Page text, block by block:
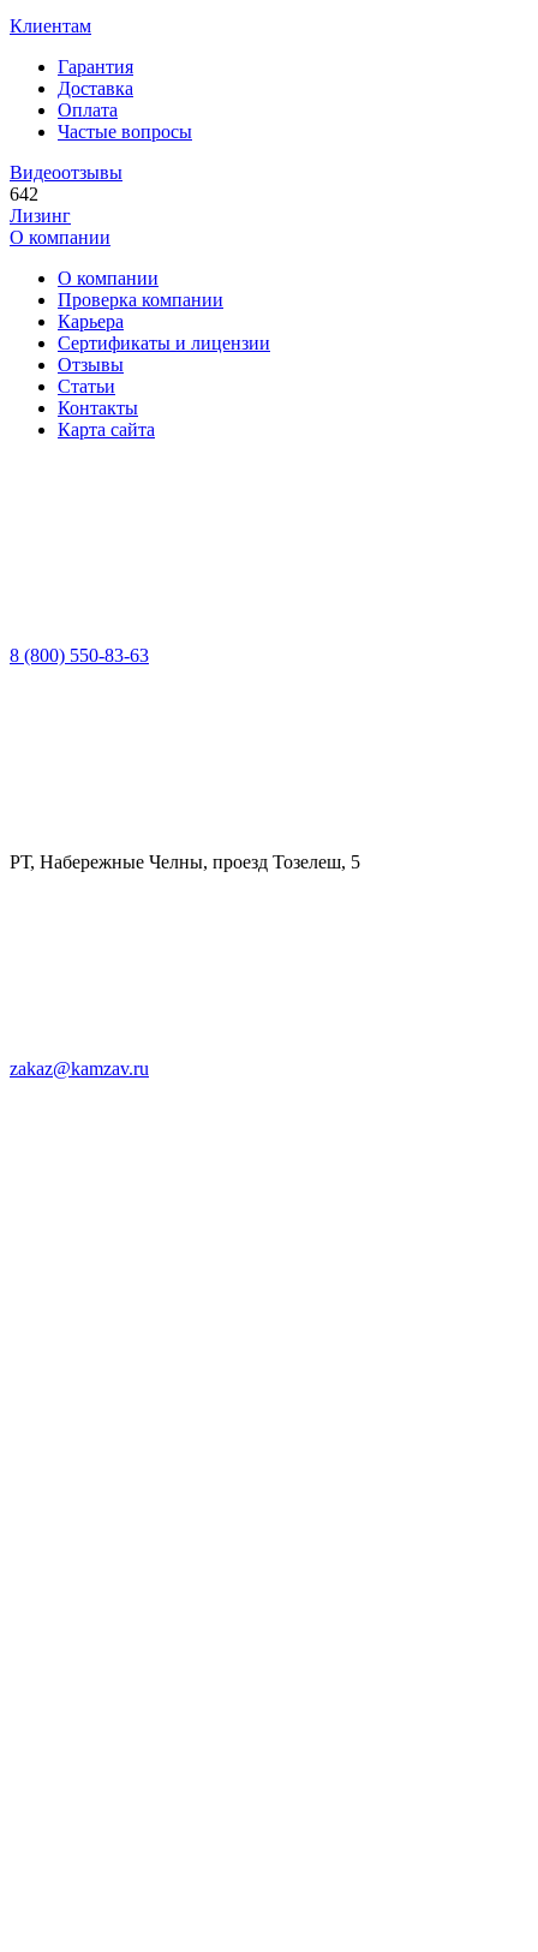
Клиентам
Гарантия
Доставка
Оплата
Частые вопросы
Видеоотзывы
642
Лизинг
О компании
О компании
Проверка компании
Карьера
Сертификаты и лицензии
Отзывы
Статьи
Контакты
Карта сайта
8 (800) 550-83-63
РТ, Набережные Челны, проезд Тозелеш, 5
zakaz@kamzav.ru